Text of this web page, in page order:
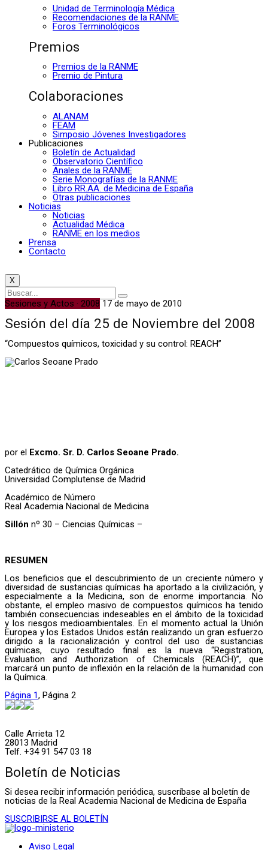
Unidad de Terminología Médica
Recomendaciones de la RANME
Foros Terminológicos
Premios
Premios de la RANME
Premio de Pintura
Colaboraciones
ALANAM
FEAM
Simposio Jóvenes Investigadores
Publicaciones
Boletín de Actualidad
Observatorio Científico
Anales de la RANME
Serie Monografías de la RANME
Libro RR.AA. de Medicina de España
Otras publicaciones
Noticias
Noticias
Actualidad Médica
RANME en los medios
Prensa
Contacto
X
Sesiones y Actos · 2008 17 de mayo de 2010
Sesión del día 25 de Noviembre del 2008
“Compuestos químicos, toxicidad y su control: REACH”
por el Excmo. Sr. D. Carlos Seoane Prado.
Catedrático de Química Orgánica
Universidad Complutense de Madrid
Académico de Número
Real Academia Nacional de Medicina
Sillón nº 30 – Ciencias Químicas –
RESUMEN
Los beneficios que el descubrimiento de un creciente número y
diversidad de sustancias químicas ha aportado a la civilización, y
especialmente a la Medicina, son de enorme importancia. No
obstante, el empleo masivo de compuestos químicos ha tenido
también consecuencias indeseables en el ámbito de la toxicidad
y los riesgos medioambientales. En el momento actual la Unión
Europea y los Estados Unidos están realizando un gran esfuerzo
dirigido a la racionalización y control del uso de sustancias
químicas, cuyo resultado final es la nueva “Registration,
Evaluation and Authorization of Chemicals (REACH)”, que
marcará un punto de inflexión en la relación de la humanidad con
la Química.
Página 1, Página 2
Calle Arrieta 12
28013 Madrid
Telf. +34 91 547 03 18
Boletín de Noticias
Si desea recibir información periódica, suscríbase al boletín de
noticias de la Real Academia Nacional de Medicina de España
SUSCRIBIRSE AL BOLETÍN
Aviso Legal